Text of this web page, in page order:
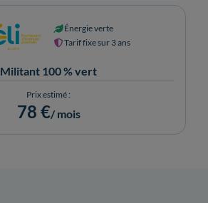
Militant 100 % vert
Énergie verte
Tarif fixe sur 3 ans
Prix estimé :
78 €/ mois